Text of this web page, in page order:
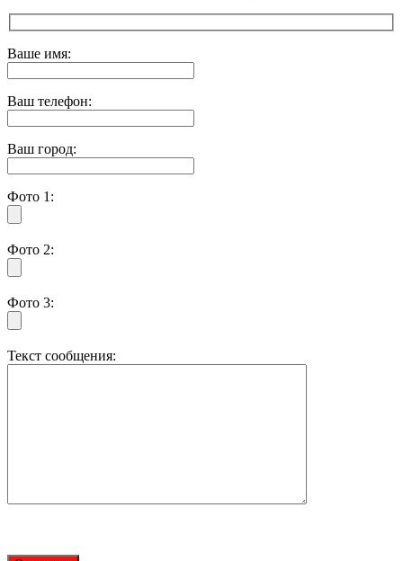
Ваше имя:
Ваш телефон:
Ваш город:
Фото 1:
Фото 2:
Фото 3:
Текст сообщения: